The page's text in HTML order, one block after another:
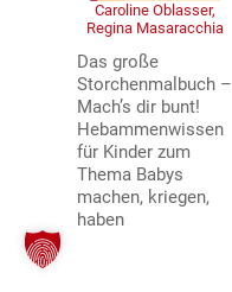
Caroline Oblasser,
Regina Masaracchia
Das große
Storchenmalbuch –
Mach’s dir bunt!
Hebammenwissen
für Kinder zum
Thema Babys
machen, kriegen,
haben